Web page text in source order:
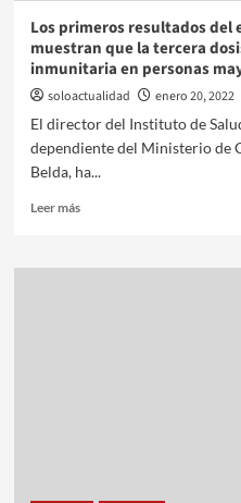
Los primeros resultados del
muestran que la tercera
inmunitaria en personas
soloactualidad enero 20, 2022
El director del Instituto de
dependiente del Ministerio de
Belda, ha...
Leer más